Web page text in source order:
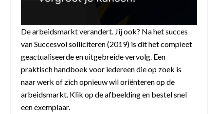
De arbeidsmarkt verandert. Jij ook? Na het succes
van Succesvol solliciteren (2019) is dit het compleet
geactualiseerde en uitgebreide vervolg. Een
praktisch handboek voor iedereen die op zoek is
naar werk of zich opnieuw wil oriënteren op de
arbeidsmarkt. Klik op de afbeelding en bestel snel
een exemplaar.